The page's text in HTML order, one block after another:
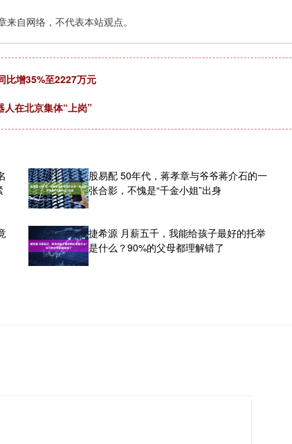
自网络，不代表本站观点。
比增35%至2227万元
在北京集体“上岗”
股易配 50年代，蒋孝章与爷爷蒋介石的一
张合影，不愧是“千金小姐”出身
捷希源 月薪五千，我能给孩子最好的托举
是什么？90%的父母都理解错了